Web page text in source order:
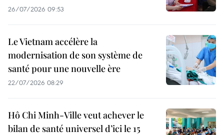
26/07/2026 09:53
Le Vietnam accélère la
modernisation de son système de
santé pour une nouvelle ère
22/07/2026 08:29
Hô Chi Minh-Ville veut achever le
bilan de santé universel d’ici le 15